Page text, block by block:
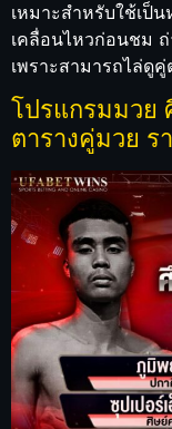
เหมาะสำหรับใช้เป็
เคลื่อนไหวก่อนชม
เพราะสามารถไล่ดู
โปรแกรมมวย
ตารางคู่มวย ร